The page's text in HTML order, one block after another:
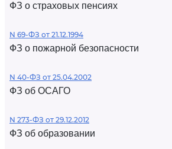
ФЗ о страховых пенсиях
N 69-ФЗ от 21.12.1994
ФЗ о пожарной безопасности
N 40-ФЗ от 25.04.2002
ФЗ об ОСАГО
N 273-ФЗ от 29.12.2012
ФЗ об образовании